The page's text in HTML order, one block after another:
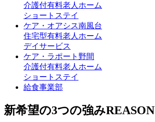
介護付有料老人ホーム
ショートステイ
ケア・オアシス南風台
住宅型有料老人ホーム
デイサービス
ケア・ラポート野間
介護付有料老人ホーム
ショートステイ
給食事業部
新希望の3つの強みREASON